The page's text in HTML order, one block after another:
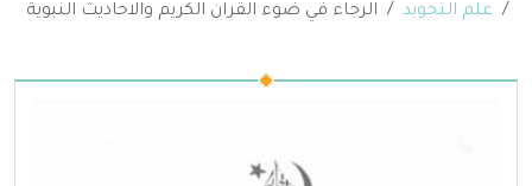
علم التجويد
الرجاء في ضوء القران الكريم والاحاديث النبوية